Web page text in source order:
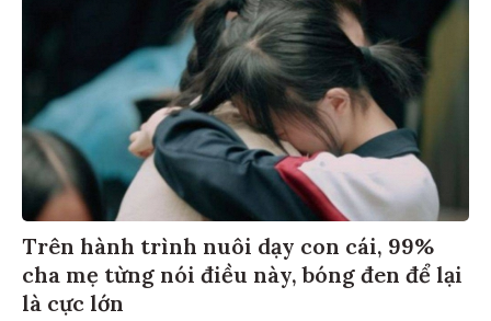
Trên hành trình nuôi dạy con cái, 99%
cha mẹ từng nói điều này, bóng đen để lại
là cực lớn